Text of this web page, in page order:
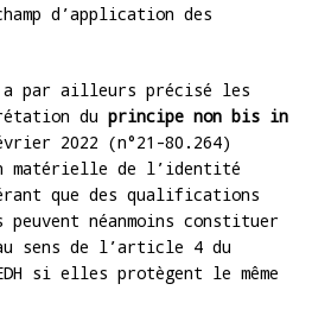
d’application des
par ailleurs précisé les
du principe non bis in
2022 (n°21-80.264)
matérielle de l’identité
que des qualifications
néanmoins constituer
sens de l’article 4 du
si elles protègent le même